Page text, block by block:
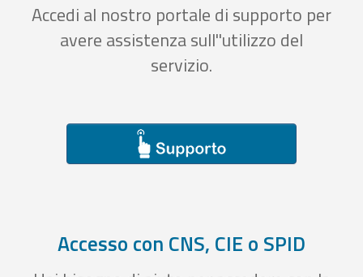
Accedi al nostro portale di supporto per
avere assistenza sull''utilizzo del
servizio.
Accesso con CNS, CIE o SPID